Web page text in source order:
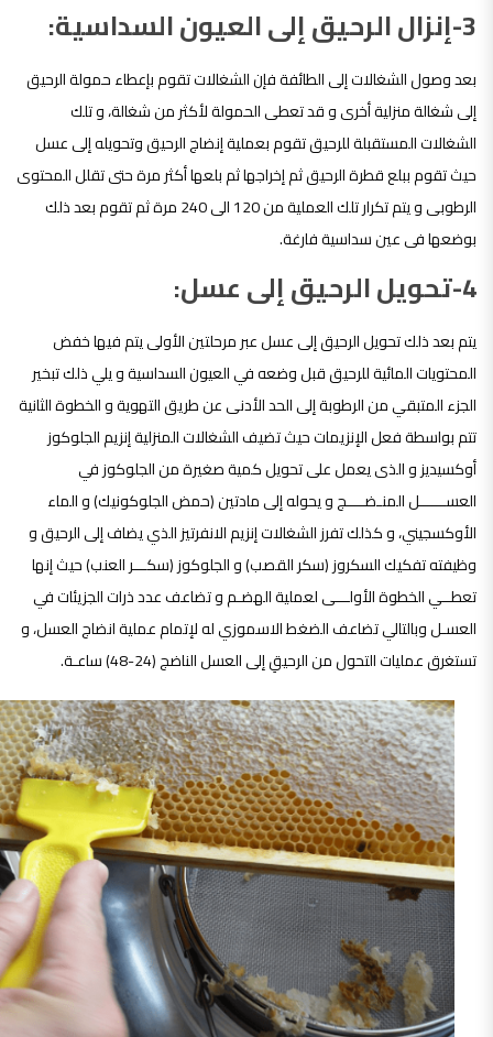
3-إنزال الرحيق إلى العيون السداسية:
بعد وصول الشغالات إلى الطائفة فإن الشغالات تقوم بإعطاء حمولة الرحيق
إلى شغالة منزلية أخرى و قد تعطى الحمولة لأكثر من شغالة، و تلك
الشغالات المستقبلة للرحيق تقوم بعملية إنضاج الرحيق وتحويله إلى عسل
حيث تقوم ببلع قطرة الرحيق ثم إخراجها ثم بلعها أكثر مرة حتى تقلل المحتوى
الرطوبى و يتم تكرار تلك العملية من 120 الى 240 مرة ثم تقوم بعد ذلك
بوضعها فى عين سداسية فارغة.
4-تحويل الرحيق إلى عسل:
يتم بعد ذلك تحويل الرحيق إلى عسل عبر مرحلتين الأولى يتم فيها خفض
المحتويات المائية للرحيق قبل وضعه في العيون السداسية و يلي ذلك تبخير
الجزء المتبقي من الرطوبة إلى الحد الأدنى عن طريق التهوية و الخطوة الثانية
تتم بواسطة فعل الإنزيمات حيث تضيف الشغالات المنزلية إنزيم الجلوكوز
أوكسيديز و الذى يعمل على تحويل كمية صغيرة من الجلوكوز في
العســــــل المنـضــــج و يحوله إلى مادتين (حمض الجلوكونيك) و الماء
الأوكسجيني، و كذلك تفرز الشغالات إنزيم الانفرتيز الذي يضاف إلى الرحيق و
وظيفته تفكيك السكروز (سكر القصب) و الجلوكوز (سكـــر العنب) حيث إنها
تعطــي الخطوة الأولـــى لعملية الهضـم و تضاعف عدد ذرات الجزيئات في
العسـل وبالتالي تضاعف الضغط الاسموزي له لإتمام عملية انضاج العسل، و
تستغرق عمليات التحول من الرحيقِ إلى العسل الناضج (24-48) ساعـة.